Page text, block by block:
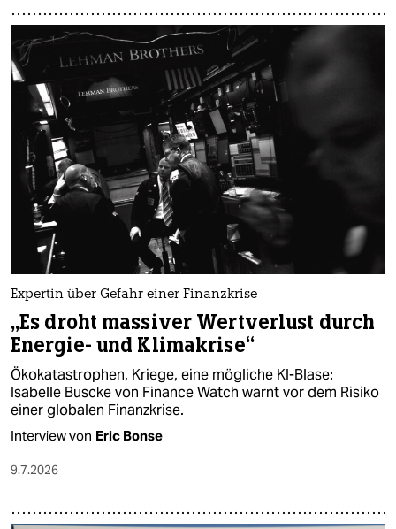
Expertin über Gefahr einer Finanzkrise
„Es droht massiver Wertverlust durch
Energie- und Klimakrise“
Ökokatastrophen, Kriege, eine mögliche KI-Blase:
Isabelle Buscke von Finance Watch warnt vor dem Risiko
einer globalen Finanzkrise.
Interview von Eric Bonse
9.7.2026